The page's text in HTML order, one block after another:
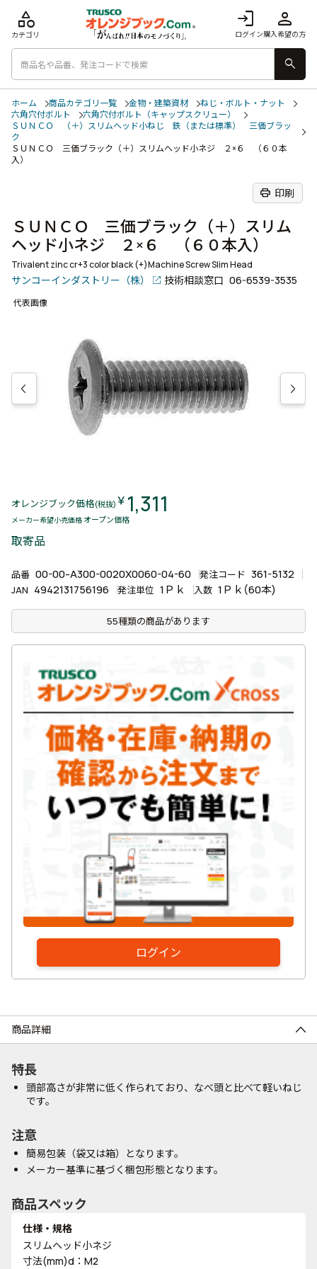
login
ログイン
person
購入希望の方
category
カテゴリ
search
ホーム 商品カテゴリ一覧 金物・建築資材
ねじ・ボルト・ナット
六角穴付ボルト
六角穴付ボルト（キャップスクリュー）
ＳＵＮＣＯ （＋）スリムヘッド小ねじ 鉄（または標準） 三価ブラッ
ク
ＳＵＮＣＯ 三価ブラック（＋）スリムヘッド小ネジ ２×６ （６０本
入）
print 印刷
ＳＵＮＣＯ 三価ブラック（＋）スリム
ヘッド小ネジ ２×６ （６０本入）
Trivalent zinc cr+3 color black (+)Machine Screw Slim Head
サンコーインダストリー（株） 技術相談窓口 06-6539-3535
代表画像
オレンジブック価格(税抜) ￥ 1,311
メーカー希望小売価格 オープン価格
取寄品
品番 00-00-A300-0020X0060-04-60 発注コード 361-5132
JAN 4942131756196 発注単位 1Ｐｋ 入数 1Ｐｋ(60本)
55種類の商品があります
ログイン
商品詳細
特長
頭部高さが非常に低く作られており、なべ頭と比べて軽いねじ
です。
注意
簡易包装（袋又は箱）となります。
メーカー基準に基づく梱包形態となります。
商品スペック
仕様・規格
スリムヘッド小ネジ
寸法(mm)d：M2